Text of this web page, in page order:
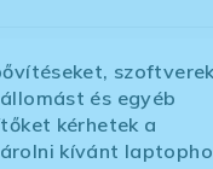
és egyéb
kérhetek a
kívánt